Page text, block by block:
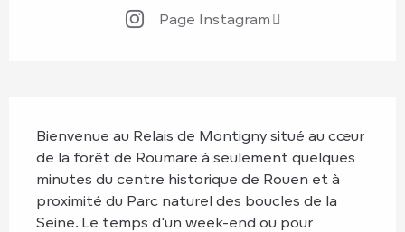
Page Instagram
Bienvenue au Relais de Montigny situé au cœur
de la forêt de Roumare à seulement quelques
minutes du centre historique de Rouen et à
proximité du Parc naturel des boucles de la
Seine. Le temps d'un week-end ou pour